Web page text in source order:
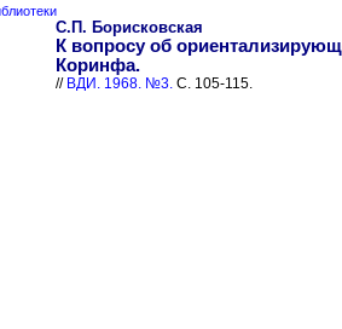
С.П. Борисковская
К вопросу об
Коринфа.
// ВДИ. 1968. №3. С. 105-115.